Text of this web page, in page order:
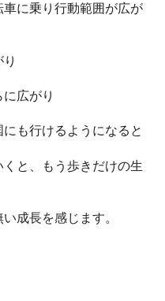
に乗り行動範囲が広が
広がり
も行けるようになると
と、もう歩きだけの生
成長を感じます。